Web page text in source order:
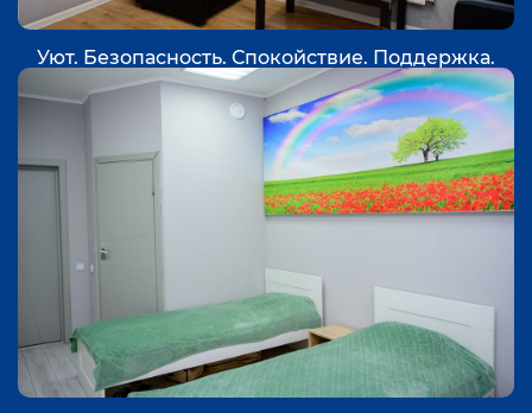
Уют. Безопасность. Спокойствие. Поддержка.